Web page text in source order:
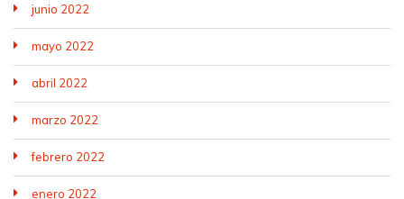
junio 2022
mayo 2022
abril 2022
marzo 2022
febrero 2022
enero 2022